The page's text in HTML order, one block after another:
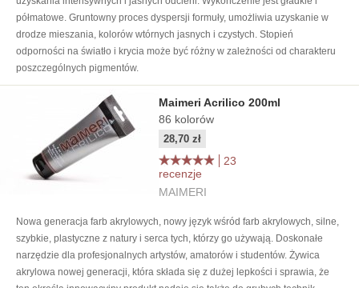
półmatowe. Gruntowny proces dyspersji formuły, umożliwia uzyskanie w
drodze mieszania, kolorów wtórnych jasnych i czystych. Stopień
odporności na światło i krycia może być różny w zależności od charakteru
poszczególnych pigmentów.
Maimeri Acrilico 200ml
86 kolorów
28,70 zł
23
recenzje
MAIMERI
Nowa generacja farb akrylowych, nowy język wśród farb akrylowych, silne,
szybkie, plastyczne z natury i serca tych, którzy go używają. Doskonałe
narzędzie dla profesjonalnych artystów, amatorów i studentów. Żywica
akrylowa nowej generacji, która składa się z dużej lepkości i sprawia, że